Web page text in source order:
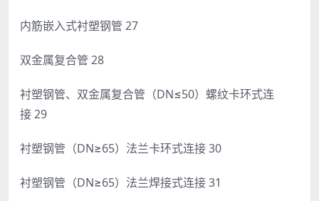
内筋嵌入式衬塑钢管 27
双金属复合管 28
衬塑钢管、双金属复合管（DN≤50）螺纹卡环式连
接 29
衬塑钢管（DN≥65）法兰卡环式连接 30
衬塑钢管（DN≥65）法兰焊接式连接 31